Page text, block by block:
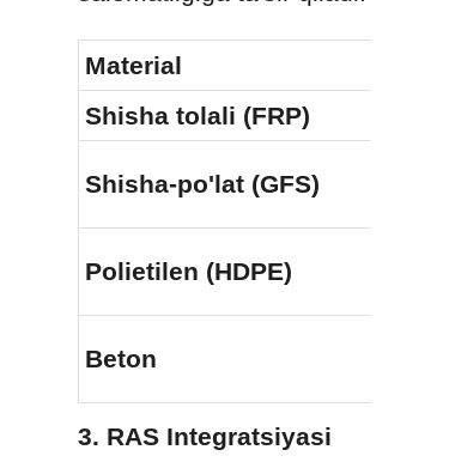
Material
Shisha tolali (FRP)
Shisha-po'lat (GFS)
Polietilen (HDPE)
Beton
3. RAS Integratsiyasi